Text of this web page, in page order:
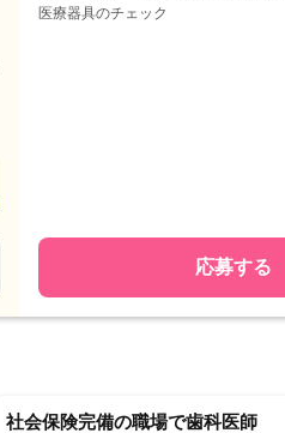
医療器具のチェック
応募する
社会保険完備の職場で歯科医師